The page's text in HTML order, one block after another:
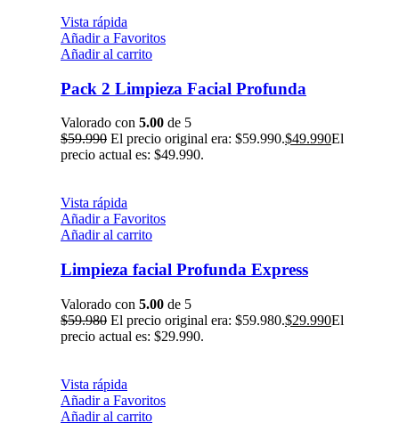
Vista rápida
Añadir a Favoritos
Añadir al carrito
Pack 2 Limpieza Facial Profunda
Valorado con 5.00 de 5
$59.990 El precio original era: $59.990.$49.990El
precio actual es: $49.990.
Vista rápida
Añadir a Favoritos
Añadir al carrito
Limpieza facial Profunda Express
Valorado con 5.00 de 5
$59.980 El precio original era: $59.980.$29.990El
precio actual es: $29.990.
Vista rápida
Añadir a Favoritos
Añadir al carrito